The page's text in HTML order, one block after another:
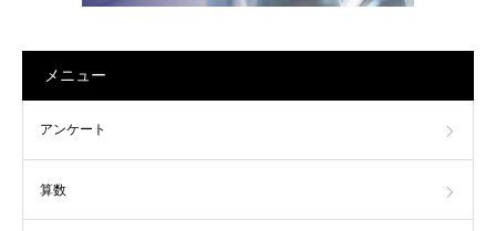
メニュー
アンケート
算数